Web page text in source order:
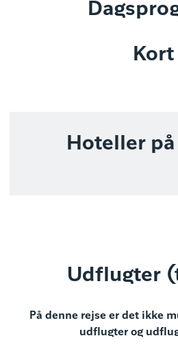
Kort
Hoteller
Udflugter
På denne rejse er det ikke
udflugter og